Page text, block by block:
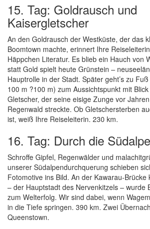
15. Tag: Goldrausch und
Kaisergletscher
An den Goldrausch der Westküste, der das
Boomtown machte, erinnert Ihre
Häppchen Literatur. Es blieb ein Hauch von
statt Gold spielt heute Grünstein –
Hauptrolle in der Stadt. Später geht’s zu
100 m ?100 m) zum Aussichtspunkt mit
Gletscher, der seine eisige Zunge vor
Regenwald streckte. Ob Gletschersterben
ist, weiß Ihre Reiseleiterin. 230 km.
16. Tag: Durch die
Schroffe Gipfel, Regenwälder und
unserer Südalpendurchquerung schieben
Fotomotive ins Bild. An der Kawarau-Brücke
– der Hauptstadt des Nervenkitzels – wurde
zum Welterfolg. Wir sind dabei, wenn
in die Tiefe springen. 390 km. Zwei
Queenstown.